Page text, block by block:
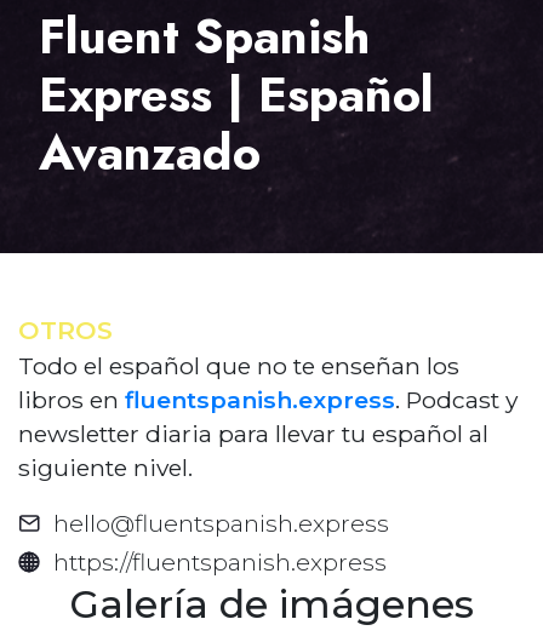
Fluent Spanish
Express | Español
Avanzado
OTROS
Todo el español que no te enseñan los
libros en fluentspanish.express. Podcast y
newsletter diaria para llevar tu español al
siguiente nivel.
hello@fluentspanish.express
https://fluentspanish.express
Galería de imágenes